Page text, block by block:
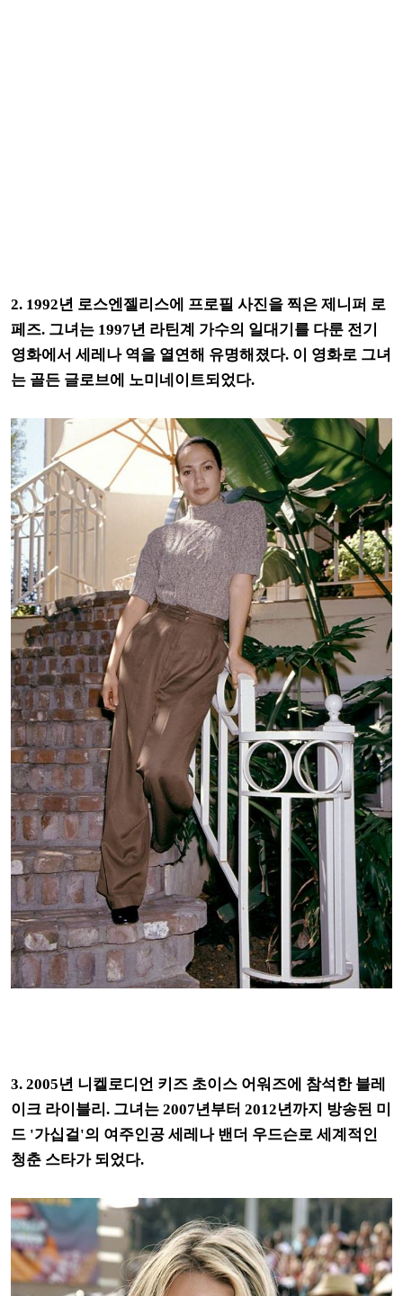
2. 1992년 로스엔젤리스에 프로필 사진을 찍은 제니퍼 로
페즈. 그녀는 1997년 라틴계 가수의 일대기를 다룬 전기
영화에서 세레나 역을 열연해 유명해졌다. 이 영화로 그녀
는 골든 글로브에 노미네이트되었다.
3. 2005년 니켈로디언 키즈 초이스 어워즈에 참석한 블레
이크 라이블리. 그녀는 2007년부터 2012년까지 방송된 미
드 '가십걸'의 여주인공 세레나 밴더 우드슨로 세계적인
청춘 스타가 되었다.